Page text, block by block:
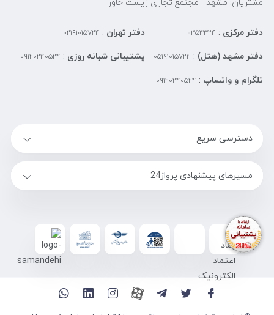
مشتریان: مشهد - مجتمع تجاری زیست خاور
دفتر مرکزی : ۰۳۵۳۳۲۴ دفتر تهران :۰۲۱۹۱۰۱۵۷۲۴
دفتر مشهد (هتل) : ۰۵۱۹۱۰۱۵۷۲۴ پشتیبانی شبانه روزی :۰۹۱۲۰۲۴۰۵۲۴
تلگرام و واتساپ : ۰۹۱۲۰۲۴۰۵۲۴
دسترسی سریع
مسیرهای پیشنهادی پرواز24